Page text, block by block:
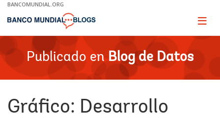
Skip
Main
BANCOMUNDIAL.ORG
Page
Publicado en Blog de Datos
Gráfico: Desarrollo